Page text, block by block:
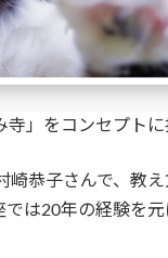
寺」をコンセプト
恭子さんで、教
は20年の経験を